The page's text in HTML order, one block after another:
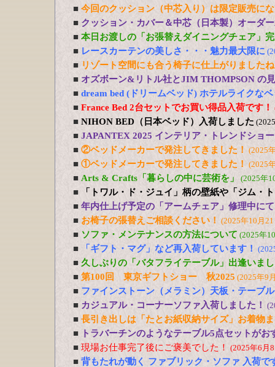
■ 今回のクッション（中芯入り）は限定販売に
■ クッション・カバー＆中芯（日本製）オーダ
■ 本日お渡しの「お張替えダイニングチェア」
■ レースカーテンの美しさ・・・魅力最大限に
■ リゾート空間にも合う椅子に仕上がりましたね
■ オズボーン&リトル社とJIM THOMPSON の
■ dream bed (ドリームベッド) ホテルライクな
■ France Bed 2台セットでお買い得品入荷です！
■ NIHON BED（日本ベッド）入荷しました
■ JAPANTEX 2025 インテリア・トレンドショー
■ ②ベッドメーカーで発注してきました！ (2025
■ ①ベッドメーカーで発注してきました！ (2025
■ Arts & Crafts「暮らしの中に芸術を」 (2025年
■
「トワル・ド・ジュイ」柄の壁紙や「ジム・
■ 年内仕上げ予定の「アームチェア」修理中にて
■ お椅子の張替えご相談ください！ (2025年10月
■ ソファ・メンテナンスの方法について (2025年
■ 「ギフト・マグ」など再入荷しています！
■ 久しぶりの「バタフライテーブル」出逢いま
■ 第100回 東京ギフトショー 秋2025 (2025年9
■ ファインストーン（メラミン）天板・テーブ
■ カジュアル・コーナーソファ入荷しました！
■ 長引き出しは「たとお紙収納サイズ」お着物
■
トラバーチンのようなテーブル5点セットが
■ 現場お仕事完了後にご褒美でした！ (2025年6月
■ 背もたれが動く ファブリック・ソファ 入荷で